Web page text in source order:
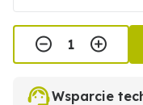
Wsparcie